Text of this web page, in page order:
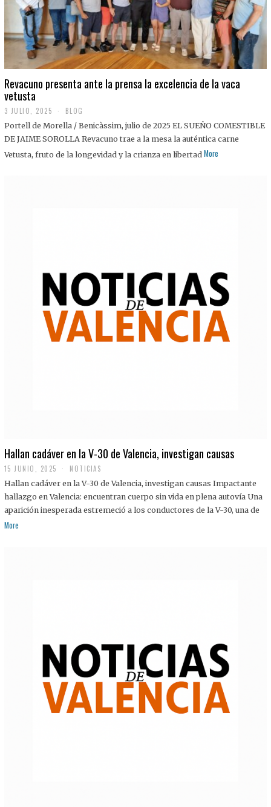
Revacuno presenta ante la prensa la excelencia de la vaca
vetusta
3 JULIO, 2025
J
U
I
BLOG
Portell de Morella / Benicàssim, julio de 2025 EL SUEÑO COMESTIBLE
DE JAIME SOROLLA Revacuno trae a la mesa la auténtica carne
Vetusta, fruto de la longevidad y la crianza en libertad More
Hallan cadáver en la V-30 de Valencia, investigan causas
15 JUNIO, 2025 NOTICIAS
Hallan cadáver en la V-30 de Valencia, investigan causas Impactante
hallazgo en Valencia: encuentran cuerpo sin vida en plena autovía Una
aparición inesperada estremeció a los conductores de la V-30, una de
More